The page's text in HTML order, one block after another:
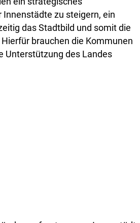
zu steigern, ein
das Stadtbild und somit die
brauchen die Kommunen
Unterstützung des Landes